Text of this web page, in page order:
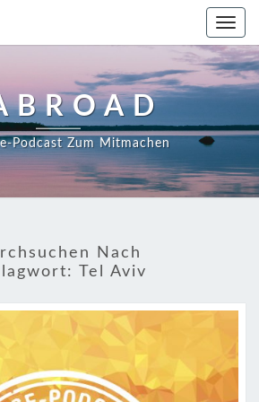
Podcast Zum Mitmachen
Nach
Tel Aviv